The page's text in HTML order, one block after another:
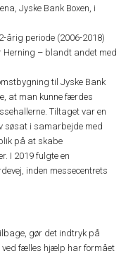
Jyske Bank Boxen, i
årig periode (2006-2018)
Herning – blandt andet med
til Jyske Bank
at man kunne færdes
Tiltaget var en
søsat i samarbejde med
på at skabe
I 2019 fulgte en
inden messecentrets
gør det indtryk på
ved fælles hjælp har formået